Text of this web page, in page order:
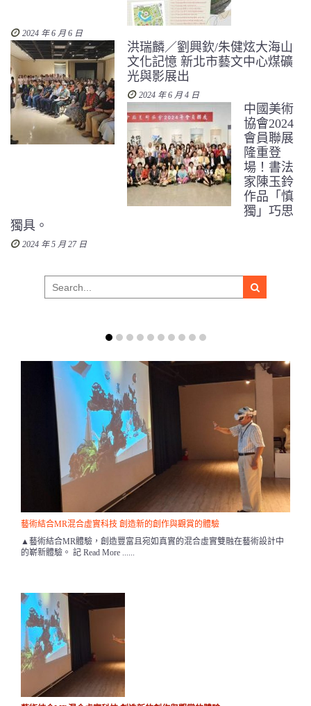
2024 年 6 月 6 日
洪瑞麟／劉興欽/朱健炫大海山
文化記憶 新北市藝文中心煤礦
光與影展出
2024 年 6 月 4 日
中國美術
協會2024
會員聯展
隆重登
場！書法
家陳玉鈴
作品「慎
獨」巧思
獨具。
2024 年 5 月 27 日
for:
藝術結合MR混合虛實科技 創造新的創作與觀賞的體驗
▲藝術結合MR體驗，創造豐富且宛如真實的混合虛實雙融在藝術設計中
的嶄新體驗。 記 Read More ......